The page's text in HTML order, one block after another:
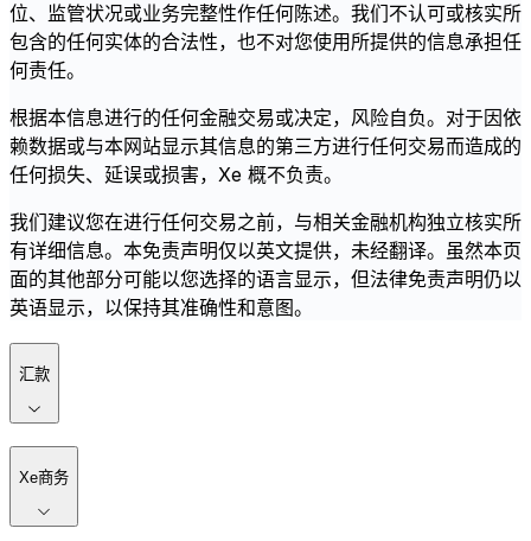
位、监管状况或业务完整性作任何陈述。我们不认可或核实所
包含的任何实体的合法性，也不对您使用所提供的信息承担任
何责任。
根据本信息进行的任何金融交易或决定，风险自负。对于因依
赖数据或与本网站显示其信息的第三方进行任何交易而造成的
任何损失、延误或损害，Xe 概不负责。
我们建议您在进行任何交易之前，与相关金融机构独立核实所
有详细信息。本免责声明仅以英文提供，未经翻译。虽然本页
面的其他部分可能以您选择的语言显示，但法律免责声明仍以
英语显示，以保持其准确性和意图。
汇款
Xe商务